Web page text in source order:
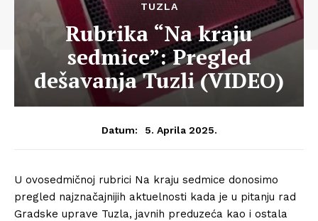
TUZLA
Rubrika “Na kraju
sedmice”: Pregled
dešavanja Tuzli (VIDEO)
Datum: 5. Aprila 2025.
U ovosedmičnoj rubrici Na kraju sedmice donosimo
pregled najznačajnijih aktuelnosti kada je u pitanju rad
Gradske uprave Tuzla, javnih preduzeća kao i ostala